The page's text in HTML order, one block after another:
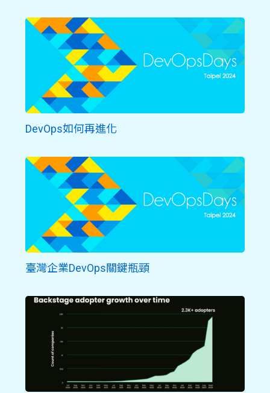
DevOps如何再進化
臺灣企業DevOps關鍵瓶頸